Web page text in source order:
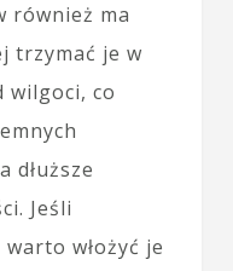
również ma
trzymać je w
wilgoci, co
dłuższe
Jeśli
włożyć je